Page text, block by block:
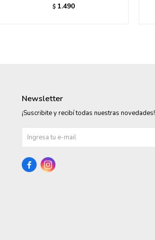
$ 1.490
Newsletter
¡Suscribite y recibí todas nuestras novedades!
 